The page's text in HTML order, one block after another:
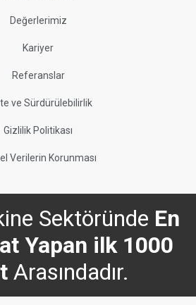
Değerlerimiz
Kariyer
Referanslar
ve Sürdürülebilirlik
Gizlilik Politikası
Verilerin Korunması
Sektöründe En
Yapan ilk 1000
Arasındadır.